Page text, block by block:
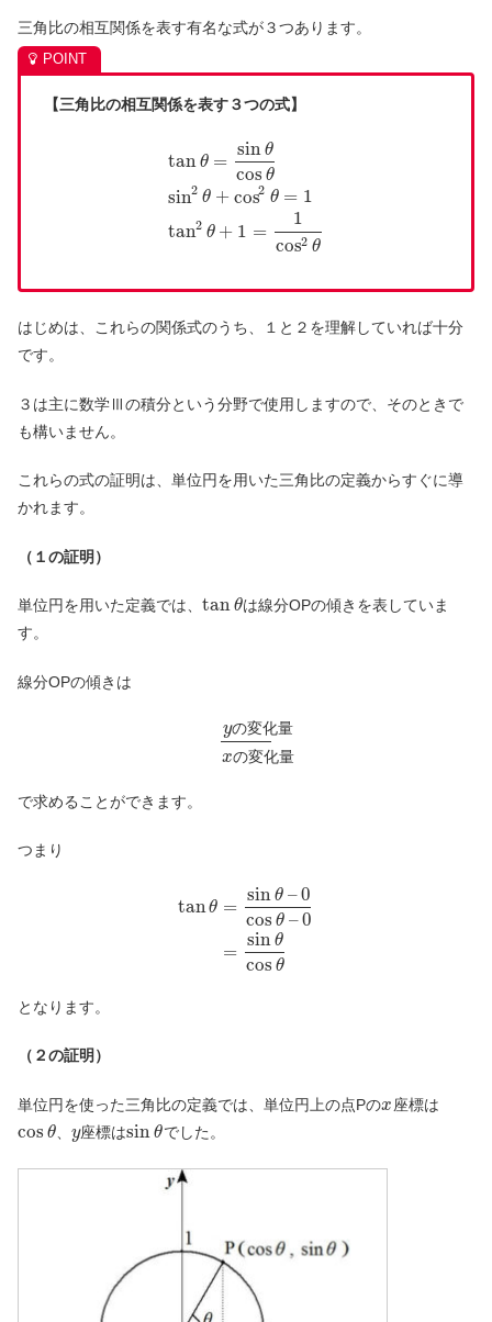
三角比の相互関係を表す有名な式が３つあります。
【三角比の相互関係を表す３つの式】
tanθ =
sinθ
cos θ
sin2 θ + cos2 θ = 1
tan2 θ + 1 =
1
cos2 θ
はじめは、これらの関係式のうち、１と２を理解していれば十分
です。
３は主に数学Ⅲの積分という分野で使用しますので、そのときで
も構いません。
これらの式の証明は、単位円を用いた三角比の定義からすぐに導
かれます。
（１の証明）
単位円を用いた定義では、 tanθは線分OPの傾きを表していま
す。
線分OPの傾きは
yの変化量
xの変化量
で求めることができます。
つまり
tanθ =
sinθ –0
cos θ –0
=
sinθ
cos θ
となります。
（２の証明）
単位円を使った三角比の定義では、単位円上の点Pのx座標は
cos θ 、y座標はsin θでした。